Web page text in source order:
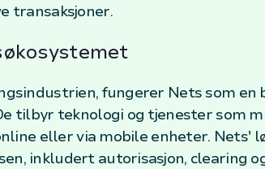
transaksjoner.
fungerer Nets som
tilbyr teknologi og tjenester som
eller via mobile enheter. Nets'
inkludert autorisasjon, clearing